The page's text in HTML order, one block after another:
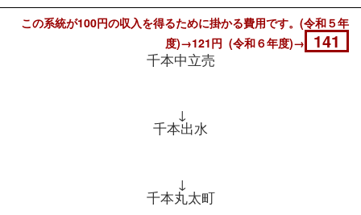
この系統が100円の収入を得るために掛かる費用です。(令和５年
度)→121円 (令和６年度)→
141
千本中立売
↓
千本出水
↓
千本丸太町